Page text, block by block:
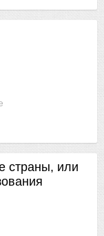
страны, или